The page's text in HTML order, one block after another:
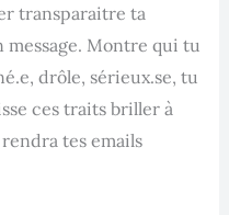
transparaitre ta
Montre qui tu
drôle, sérieux.se, tu
ces traits briller à
tes emails